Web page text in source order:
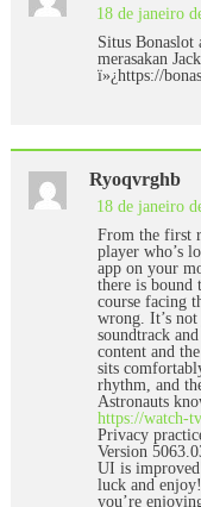
18 de janeiro
Situs Bonaslot
merasakan
ï»¿https://
Ryoqvrghb
18 de janeiro
From the first
player who’s
app on your
there is bound
course facing
wrong. It’s
soundtrack
content and
sits
rhythm, and
Astronauts
https://watch-
Privacy
Version
UI is
luck and
you’re